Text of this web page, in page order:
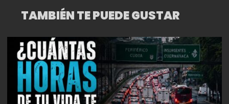
TAMBIÉN TE PUEDE GUSTAR